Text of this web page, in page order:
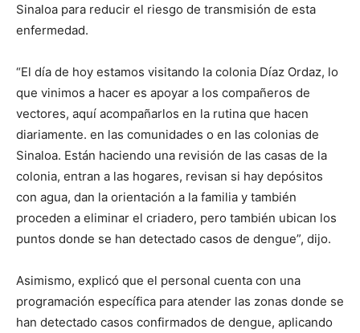
Sinaloa para reducir el riesgo de transmisión de esta
enfermedad.
“El día de hoy estamos visitando la colonia Díaz Ordaz, lo
que vinimos a hacer es apoyar a los compañeros de
vectores, aquí acompañarlos en la rutina que hacen
diariamente. en las comunidades o en las colonias de
Sinaloa. Están haciendo una revisión de las casas de la
colonia, entran a las hogares, revisan si hay depósitos
con agua, dan la orientación a la familia y también
proceden a eliminar el criadero, pero también ubican los
puntos donde se han detectado casos de dengue”, dijo.
Asimismo, explicó que el personal cuenta con una
programación específica para atender las zonas donde se
han detectado casos confirmados de dengue, aplicando